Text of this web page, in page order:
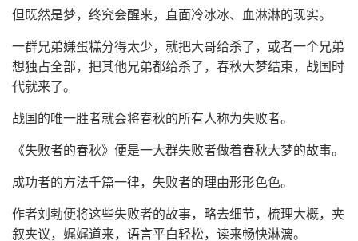
但既然是梦，终究会醒来，直面冷冰冰、血淋淋的现实。
一群兄弟嫌蛋糕分得太少，就把大哥给杀了，或者一个兄弟
想独占全部，把其他兄弟都给杀了，春秋大梦结束，战国时
代就来了。
战国的唯一胜者就会将春秋的所有人称为失败者。
《失败者的春秋》便是一大群失败者做着春秋大梦的故事。
成功者的方法千篇一律，失败者的理由形形色色。
作者刘勃便将这些失败者的故事，略去细节，梳理大概，夹
叙夹议，娓娓道来，语言平白轻松，读来畅快淋漓。